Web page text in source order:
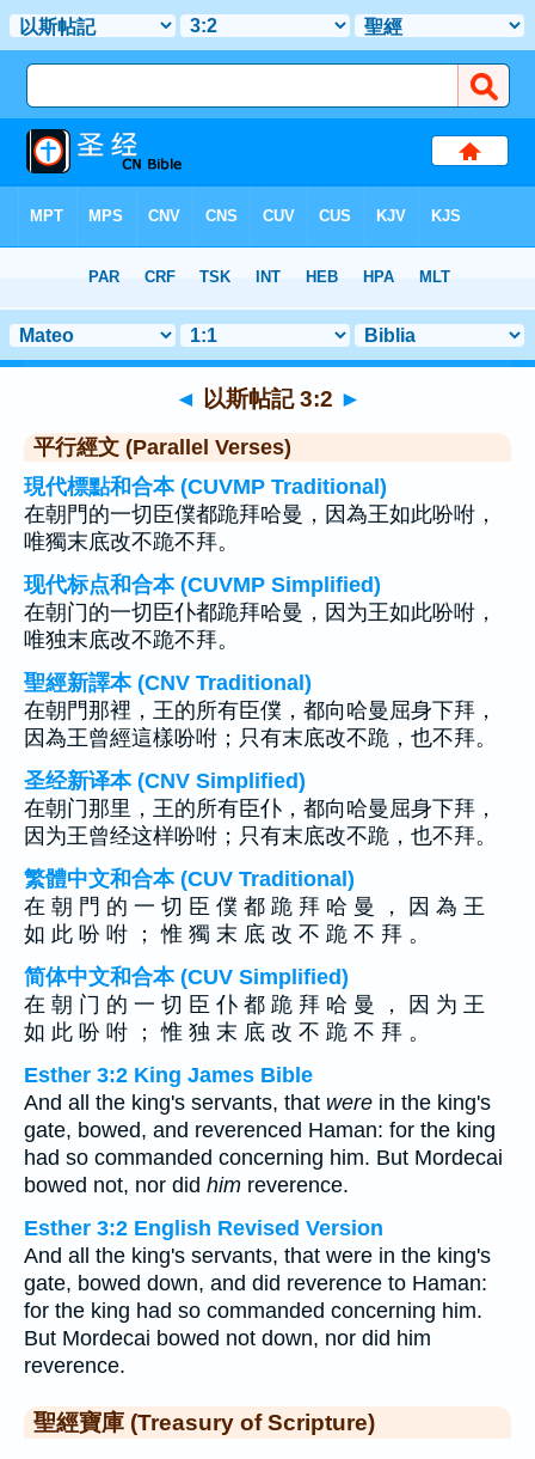
> 聖經金句 2
◄ 以斯帖記 3:2 ►
平行經文 (Parallel Verses)
現代標點和合本 (CUVMP Traditional)
在朝門的一切臣僕都跪拜哈曼，因為王如此吩咐，
唯獨末底改不跪不拜。
现代标点和合本 (CUVMP Simplified)
在朝门的一切臣仆都跪拜哈曼，因为王如此吩咐，
唯独末底改不跪不拜。
聖經新譯本 (CNV Traditional)
在朝門那裡，王的所有臣僕，都向哈曼屈身下拜，
因為王曾經這樣吩咐；只有末底改不跪，也不拜。
圣经新译本 (CNV Simplified)
在朝门那里，王的所有臣仆，都向哈曼屈身下拜，
因为王曾经这样吩咐；只有末底改不跪，也不拜。
繁體中文和合本 (CUV Traditional)
在 朝 門 的 一 切 臣 僕 都 跪 拜 哈 曼 ， 因 為 王
如 此 吩 咐 ； 惟 獨 末 底 改 不 跪 不 拜 。
简体中文和合本 (CUV Simplified)
在 朝 门 的 一 切 臣 仆 都 跪 拜 哈 曼 ， 因 为 王
如 此 吩 咐 ； 惟 独 末 底 改 不 跪 不 拜 。
Esther 3:2 King James Bible
And all the king's servants, that were in the king's
gate, bowed, and reverenced Haman: for the king
had so commanded concerning him. But Mordecai
bowed not, nor did him reverence.
Esther 3:2 English Revised Version
And all the king's servants, that were in the king's
gate, bowed down, and did reverence to Haman:
for the king had so commanded concerning him.
But Mordecai bowed not down, nor did him
reverence.
聖經寶庫 (Treasury of Scripture)